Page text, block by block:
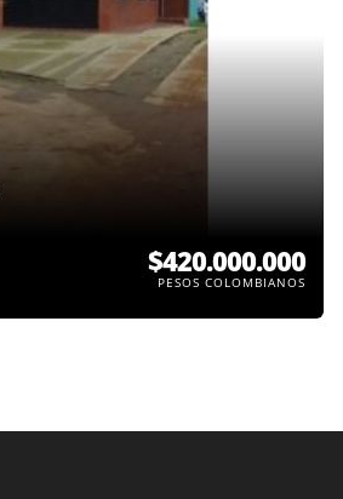
$420.000.000
PESOS COLOMBIANOS